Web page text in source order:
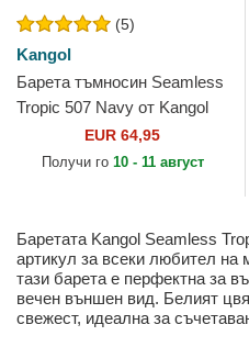
(5)
Kangol
Барета тъмносин Seamless
Tropic 507 Navy от Kangol
EUR 64,95
Получи го 10 - 11 август
Баретата Kangol Seamless
артикул за всеки любител на
тази барета е перфектна за
вечен външен вид. Белият
свежест, идеална за